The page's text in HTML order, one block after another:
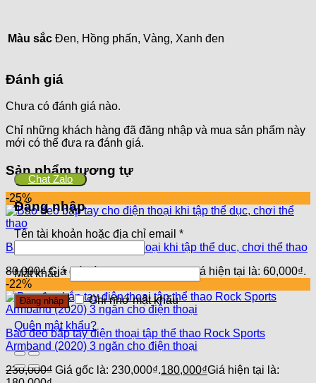
Màu sắc Đen, Hồng phấn, Vàng, Xanh đen
Đánh giá
Chưa có đánh giá nào.
Chỉ những khách hàng đã đăng nhập và mua sản phẩm này
mới có thể đưa ra đánh giá.
Sản phẩm tương tự
-25%
Bao đeo bắp tay cho điện thoại khi tập thể dục, chơi thể thao
80,000₫ Giá gốc là: 80,000₫.60,000₫Giá hiện tại là: 60,000₫.
-22%
Bao đeo bắp tay điện thoại tập thể thao Rock Sports
Armband (2020) 3 ngăn cho điện thoại
230,000₫ Giá gốc là: 230,000₫.180,000₫Giá hiện tại là:
Chat Zalo
Đăng nhập
Tên tài khoản hoặc địa chỉ email *
Mật khẩu*
Đăng nhập Ghi nhớ mật khẩu
Quên mật khẩu?